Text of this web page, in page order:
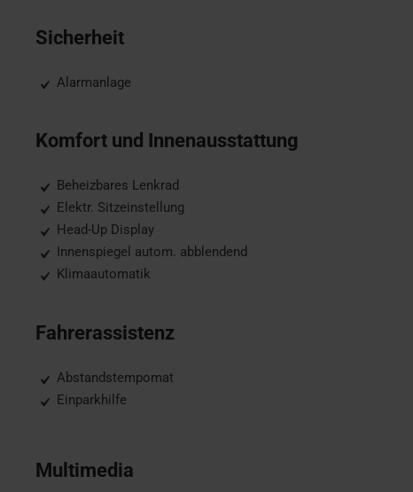
Sicherheit
Alarmanlage
Komfort und Innenausstattung
Beheizbares Lenkrad
Elektr. Sitzeinstellung
Head-Up Display
Innenspiegel autom. abblendend
Klimaautomatik
Fahrerassistenz
Abstandstempomat
Einparkhilfe
Multimedia